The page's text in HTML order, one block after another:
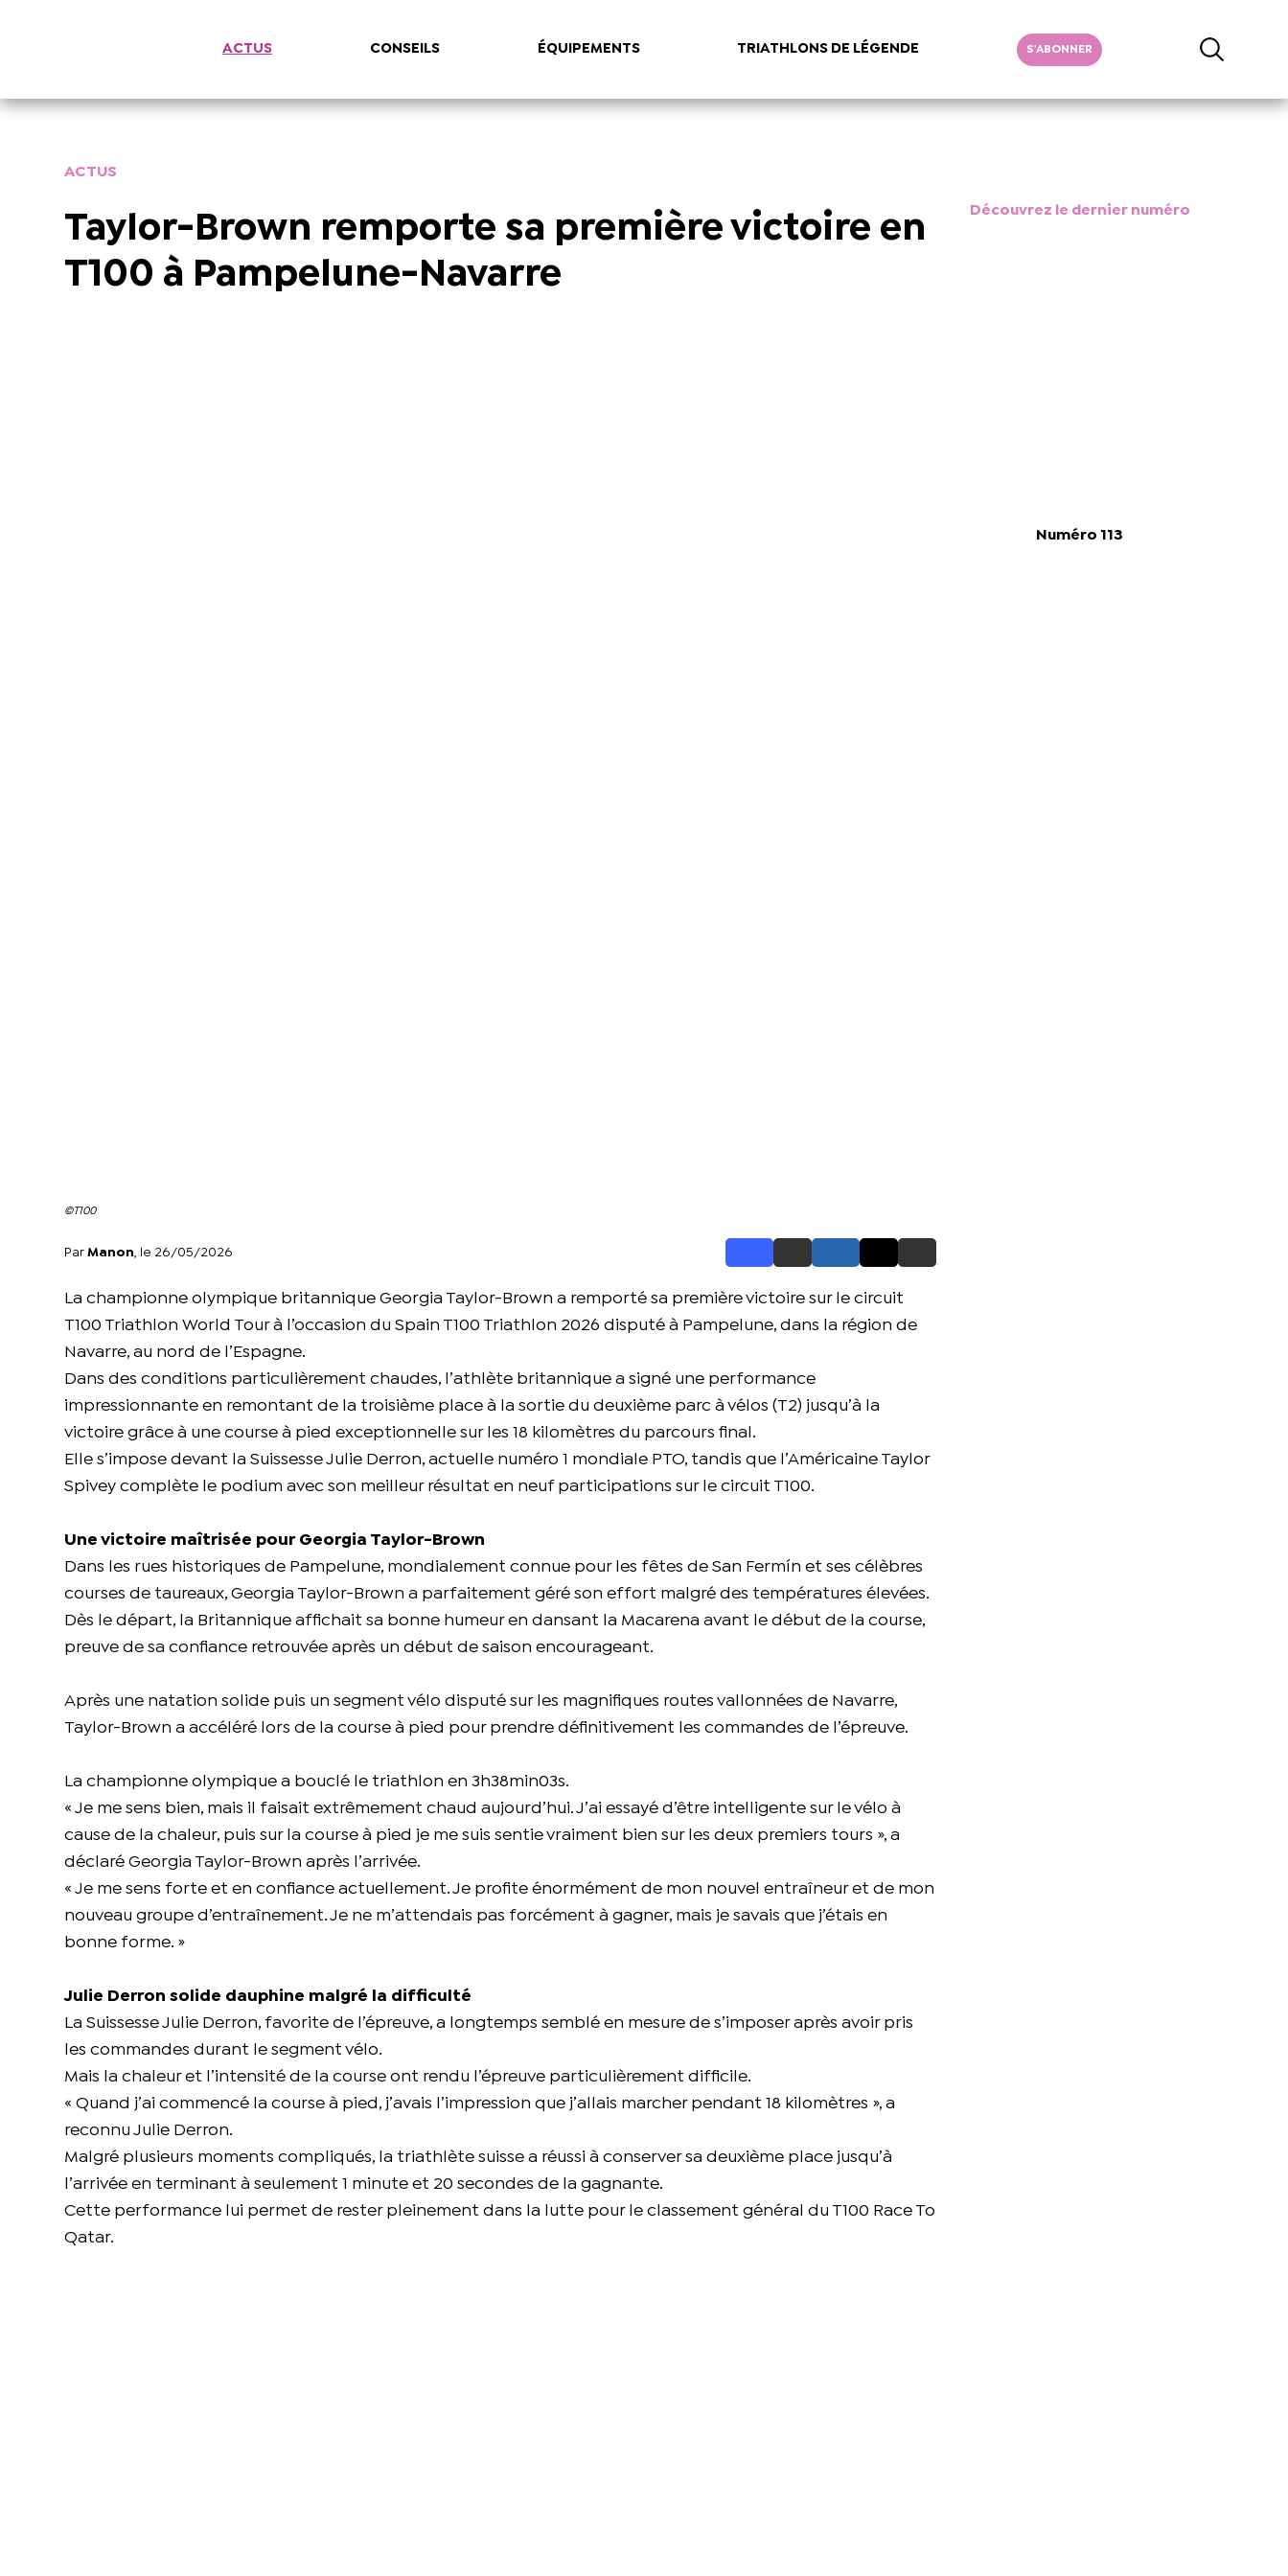
ACTUS CONSEILS ÉQUIPEMENTS TRIATHLONS DE LÉGENDE S'ABONNER
ACTUS
Taylor-Brown remporte sa première victoire en
T100 à Pampelune-Navarre
©T100
ParManon , le 26/05/2026
La championne olympique britannique Georgia Taylor-Brown a remporté sa première victoire sur le circuit
T100 Triathlon World Tour à l’occasion du Spain T100 Triathlon 2026 disputé à Pampelune, dans la région de
Navarre, au nord de l’Espagne.
Dans des conditions particulièrement chaudes, l’athlète britannique a signé une performance
impressionnante en remontant de la troisième place à la sortie du deuxième parc à vélos (T2) jusqu’à la
victoire grâce à une course à pied exceptionnelle sur les 18 kilomètres du parcours final.
Elle s’impose devant la Suissesse Julie Derron, actuelle numéro 1 mondiale PTO, tandis que l’Américaine Taylor
Spivey complète le podium avec son meilleur résultat en neuf participations sur le circuit T100.
Une victoire maîtrisée pour Georgia Taylor-Brown
Dans les rues historiques de Pampelune, mondialement connue pour les fêtes de San Fermín et ses célèbres
courses de taureaux, Georgia Taylor-Brown a parfaitement géré son effort malgré des températures élevées.
Dès le départ, la Britannique affichait sa bonne humeur en dansant la Macarena avant le début de la course,
preuve de sa confiance retrouvée après un début de saison encourageant.
Après une natation solide puis un segment vélo disputé sur les magnifiques routes vallonnées de Navarre,
Taylor-Brown a accéléré lors de la course à pied pour prendre définitivement les commandes de l’épreuve.
La championne olympique a bouclé le triathlon en 3h38min03s.
« Je me sens bien, mais il faisait extrêmement chaud aujourd’hui. J’ai essayé d’être intelligente sur le vélo à
cause de la chaleur, puis sur la course à pied je me suis sentie vraiment bien sur les deux premiers tours », a
déclaré Georgia Taylor-Brown après l’arrivée.
« Je me sens forte et en confiance actuellement. Je profite énormément de mon nouvel entraîneur et de mon
nouveau groupe d’entraînement. Je ne m’attendais pas forcément à gagner, mais je savais que j’étais en
bonne forme. »
Julie Derron solide dauphine malgré la difficulté
La Suissesse Julie Derron, favorite de l’épreuve, a longtemps semblé en mesure de s’imposer après avoir pris
les commandes durant le segment vélo.
Mais la chaleur et l’intensité de la course ont rendu l’épreuve particulièrement difficile.
« Quand j’ai commencé la course à pied, j’avais l’impression que j’allais marcher pendant 18 kilomètres », a
reconnu Julie Derron.
Malgré plusieurs moments compliqués, la triathlète suisse a réussi à conserver sa deuxième place jusqu’à
l’arrivée en terminant à seulement 1 minute et 20 secondes de la gagnante.
Cette performance lui permet de rester pleinement dans la lutte pour le classement général du T100 Race To
Qatar.
Découvrez le dernier numéro
Numéro 113